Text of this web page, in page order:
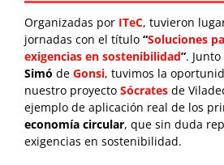
Organizadas por ITeC, tuvieron
jornadas con el título “Soluciones
exigencias en sostenibilidad”. Junto
Simó de Gonsi, tuvimos la
nuestro proyecto Sócrates de
ejemplo de aplicación real de los
economía circular, que sin duda
exigencias en sostenibilidad.